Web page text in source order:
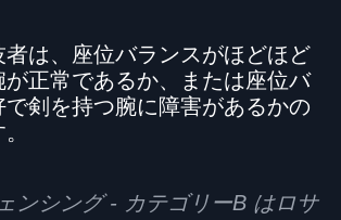
者は、座位バランスがほどほど
が正常であるか、または座位バ
で剣を持つ腕に障害があるかの
ンシング - カテゴリーB はロサ